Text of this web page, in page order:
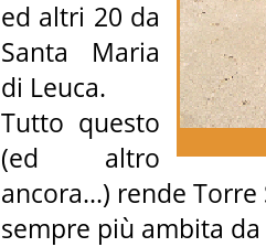
ed altri 20 da
Santa Maria
di Leuca.
Tutto questo
(ed altro
ancora...) rende
sempre più ambita